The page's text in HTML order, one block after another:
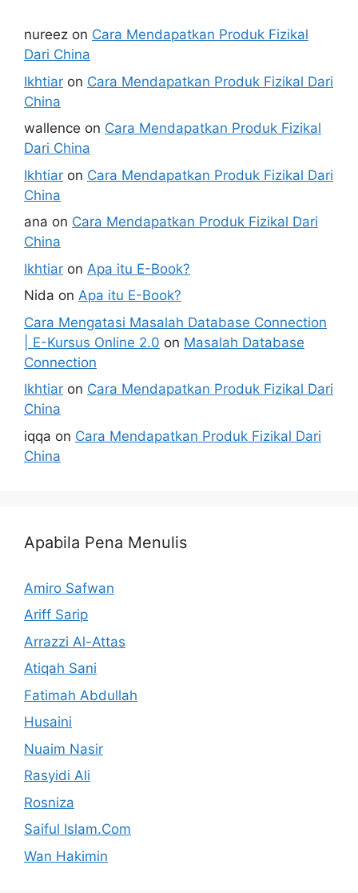
nureez on Cara Mendapatkan Produk Fizikal
Dari China
Ikhtiar on Cara Mendapatkan Produk Fizikal Dari
China
wallence on Cara Mendapatkan Produk Fizikal
Dari China
Ikhtiar on Cara Mendapatkan Produk Fizikal Dari
China
ana on Cara Mendapatkan Produk Fizikal Dari
China
Ikhtiar on Apa itu E-Book?
Nida on Apa itu E-Book?
Cara Mengatasi Masalah Database Connection
| E-Kursus Online 2.0 on Masalah Database
Connection
Ikhtiar on Cara Mendapatkan Produk Fizikal Dari
China
iqqa on Cara Mendapatkan Produk Fizikal Dari
China
Apabila Pena Menulis
Amiro Safwan
Ariff Sarip
Arrazzi Al-Attas
Atiqah Sani
Fatimah Abdullah
Husaini
Nuaim Nasir
Rasyidi Ali
Rosniza
Saiful Islam.Com
Wan Hakimin